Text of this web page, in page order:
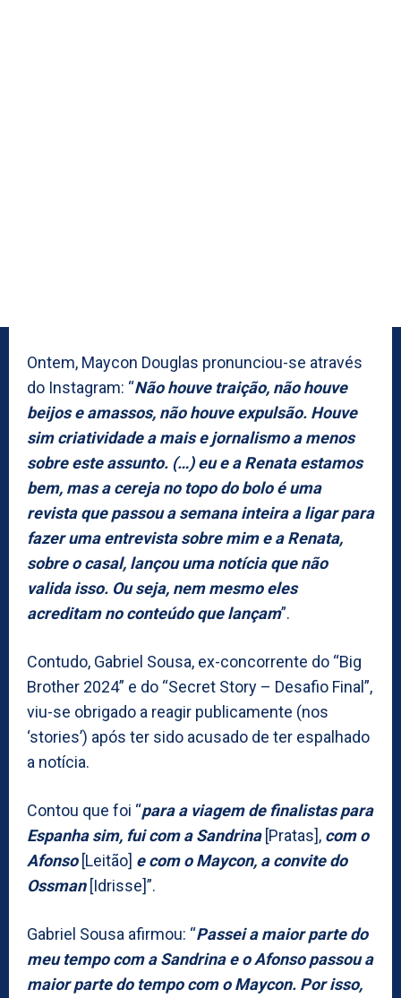
Ontem, Maycon Douglas pronunciou-se através
do Instagram: “Não houve traição, não houve
beijos e amassos, não houve expulsão. Houve
sim criatividade a mais e jornalismo a menos
sobre este assunto. (…) eu e a Renata estamos
bem, mas a cereja no topo do bolo é uma
revista que passou a semana inteira a ligar para
fazer uma entrevista sobre mim e a Renata,
sobre o casal, lançou uma notícia que não
valida isso. Ou seja, nem mesmo eles
acreditam no conteúdo que lançam”.
Contudo, Gabriel Sousa, ex-concorrente do “Big
Brother 2024” e do “Secret Story – Desafio Final”,
viu-se obrigado a reagir publicamente (nos
‘stories’) após ter sido acusado de ter espalhado
a notícia.
Contou que foi “para a viagem de finalistas para
Espanha sim, fui com a Sandrina[Pratas], com o
Afonso [Leitão] e com o Maycon, a convite do
Ossman[Idrisse]”.
Gabriel Sousa afirmou: “Passei a maior parte do
meu tempo com a Sandrina e o Afonso passou a
maior parte do tempo com o Maycon. Por isso,